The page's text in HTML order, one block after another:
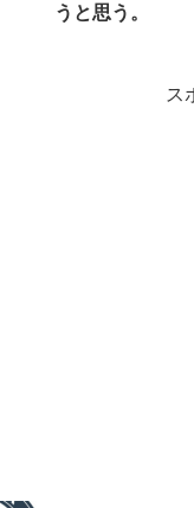
うと思う。
ス